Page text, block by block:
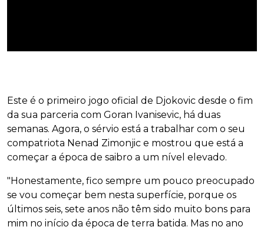
Este é o primeiro jogo oficial de Djokovic desde o fim
da sua parceria com Goran Ivanisevic, há duas
semanas. Agora, o sérvio está a trabalhar com o seu
compatriota Nenad Zimonjic e mostrou que está a
começar a época de saibro a um nível elevado.
"Honestamente, fico sempre um pouco preocupado
se vou começar bem nesta superfície, porque os
últimos seis, sete anos não têm sido muito bons para
mim no início da época de terra batida. Mas no ano